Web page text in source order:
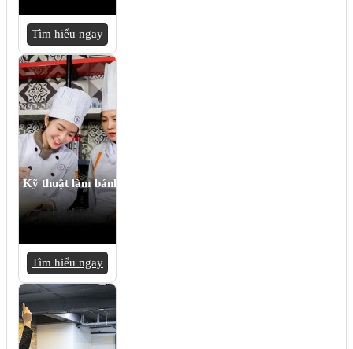
Tìm hiểu ngay
Kỹ thuật làm bánh
Tìm hiểu ngay